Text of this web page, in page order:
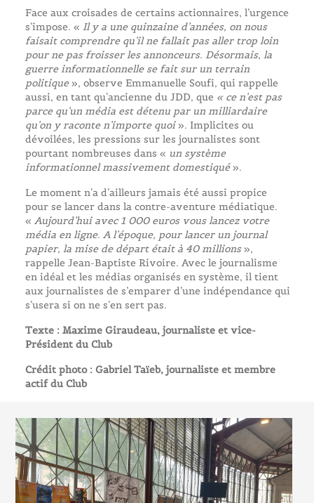
Face aux croisades de certains actionnaires, l’urgence
s’impose. « Il y a une quinzaine d’années, on nous
faisait comprendre qu’il ne fallait pas aller trop loin
pour ne pas froisser les annonceurs. Désormais, la
guerre informationnelle se fait sur un terrain
politique», observe Emmanuelle Soufi, qui rappelle
aussi, en tant qu’ancienne du JDD, que « ce n’est pas
parce qu’un média est détenu par un milliardaire
qu’on y raconte n’importe quoi». Implicites ou
dévoilées, les pressions sur les journalistes sont
pourtant nombreuses dans « un système
informationnel massivement domestiqué».
Le moment n’a d’ailleurs jamais été aussi propice
pour se lancer dans la contre-aventure médiatique.
« Aujourd’hui avec 1 000 euros vous lancez votre
média en ligne. A l’époque, pour lancer un journal
papier, la mise de départ était à 40 millions»,
rappelle Jean-Baptiste Rivoire. Avec le journalisme
en idéal et les médias organisés en système, il tient
aux journalistes de s’emparer d’une indépendance qui
s’usera si on ne s’en sert pas.
Texte : Maxime Giraudeau, journaliste et vice-
Président du Club
Crédit photo : Gabriel Taïeb, journaliste et membre
actif du Club